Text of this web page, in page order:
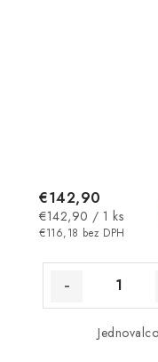
€116,18 bez DPH
€142,90
Jednotková
cena:
€142,90 / 1 ks